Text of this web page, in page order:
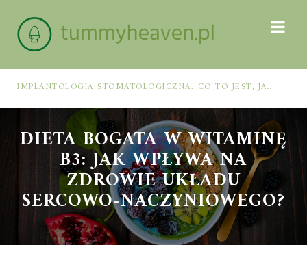
IMPLANTOLOGIA STOMATOLOGICZNA: CO TO JEST, JAK WYGLĄDA PROCES IMPLANTACJI I GOJENIA ORAZ DLA KOGO MA ZASTOSOWANIE
DIETA BOGATA W WITAMINĘ
B3: JAK WPŁYWA NA
ZDROWIE UKŁADU
SERCOWO-NACZYNIOWEGO?